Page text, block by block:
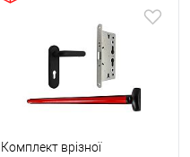
Комплект врізної